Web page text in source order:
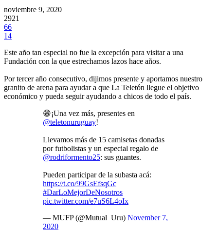
noviembre 9, 2020
2921
66
14
Este año tan especial no fue la excepción para visitar a una
Fundación con la que estrechamos lazos hace años.
Por tercer año consecutivo, dijimos presente y aportamos nuestro
granito de arena para ayudar a que La Teletón llegue el objetivo
económico y pueda seguir ayudando a chicos de todo el país.
😁¡Una vez más, presentes en
@teletonuruguay!
Llevamos más de 15 camisetas donadas
por futbolistas y un especial regalo de
@rodriformento25: sus guantes.
Pueden participar de la subasta acá:
https://t.co/99GsEfsqGc
#DarLoMejorDeNosotros
pic.twitter.com/e7uS6L4oIx
— MUFP (@Mutual_Uru) November 7,
2020